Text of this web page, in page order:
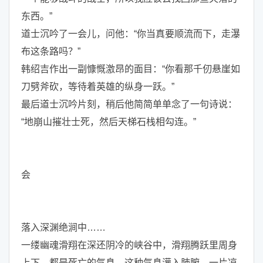
东西。”
道士沉吟了一会儿，问他：“你当真要顺流而下，走瀑
布这条路吗？”
韩绍吉作出一副慷慨激昂的面目：“你看那千仞悬崖如
刀劈斧砍，等待着英雄的纵身一跃。”
最后道士沉吟片刻，稍后他简简单单念了一句诗说：
“地崩山摧壮士死，然后天梯石栈相勾连。”
会
落入深渊绝涧中……
一缕幽魂滑翔在深还阴冷的峡谷中，滑翔腾跃里周身